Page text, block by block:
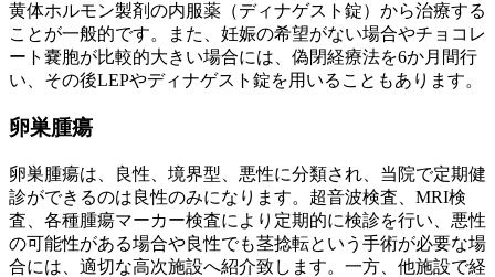
黄体ホルモン製剤の内服薬（ディナゲスト錠）から治療する
ことが一般的です。また、妊娠の希望がない場合やチョコレ
ート嚢胞が比較的大きい場合には、偽閉経療法を6か月間行
い、その後LEPやディナゲスト錠を用いることもあります。
卵巣腫瘍
卵巣腫瘍は、良性、境界型、悪性に分類され、当院で定期健
診ができるのは良性のみになります。超音波検査、MRI検
査、各種腫瘍マーカー検査により定期的に検診を行い、悪性
の可能性がある場合や良性でも茎捻転という手術が必要な場
合には、適切な高次施設へ紹介致します。一方、他施設で経